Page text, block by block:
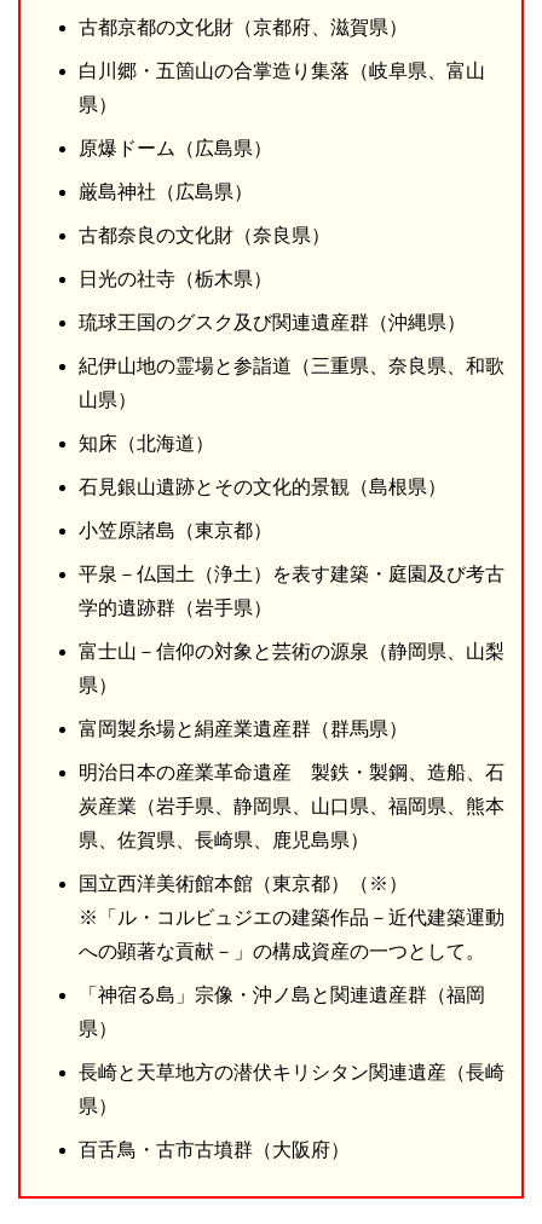
古都京都の文化財（京都府、滋賀県）
白川郷・五箇山の合掌造り集落（岐阜県、富山
県）
原爆ドーム（広島県）
厳島神社（広島県）
古都奈良の文化財（奈良県）
日光の社寺（栃木県）
琉球王国のグスク及び関連遺産群（沖縄県）
紀伊山地の霊場と参詣道（三重県、奈良県、和歌
山県）
知床（北海道）
石見銀山遺跡とその文化的景観（島根県）
小笠原諸島（東京都）
平泉－仏国土（浄土）を表す建築・庭園及び考古
学的遺跡群（岩手県）
富士山－信仰の対象と芸術の源泉（静岡県、山梨
県）
富岡製糸場と絹産業遺産群（群馬県）
明治日本の産業革命遺産 製鉄・製鋼、造船、石
炭産業（岩手県、静岡県、山口県、福岡県、熊本
県、佐賀県、長崎県、鹿児島県）
国立西洋美術館本館（東京都）（※）
※「ル・コルビュジエの建築作品－近代建築運動
への顕著な貢献－」の構成資産の一つとして。
「神宿る島」宗像・沖ノ島と関連遺産群（福岡
県）
長崎と天草地方の潜伏キリシタン関連遺産（長崎
県）
百舌鳥・古市古墳群（大阪府）